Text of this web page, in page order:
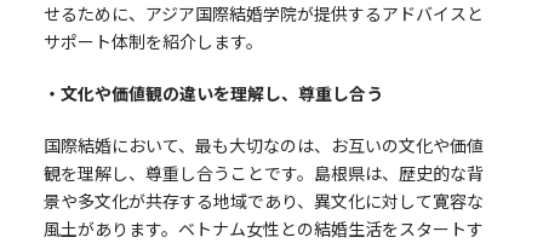
せるために、アジア国際結婚学院が提供するアドバイスと
サポート体制を紹介します。
・文化や価値観の違いを理解し、尊重し合う
国際結婚において、最も大切なのは、お互いの文化や価値
観を理解し、尊重し合うことです。島根県は、歴史的な背
景や多文化が共存する地域であり、異文化に対して寛容な
風土があります。ベトナム女性との結婚生活をスタートす